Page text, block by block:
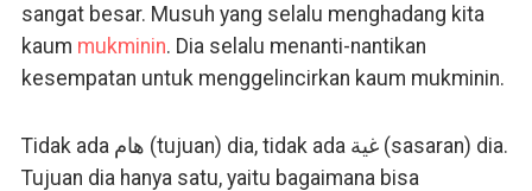
sangat besar. Musuh yang selalu menghadang kita
kaum mukminin. Dia selalu menanti-nantikan
kesempatan untuk menggelincirkan kaum mukminin.
Tidak ada هام (tujuan) dia, tidak ada غية (sasaran) dia.
Tujuan dia hanya satu, yaitu bagaimana bisa